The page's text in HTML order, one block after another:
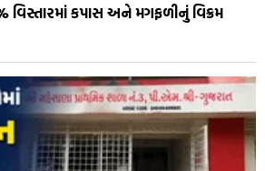
વિસ્તારમાં કપાસ અને મગફળીનું વિક્રમ